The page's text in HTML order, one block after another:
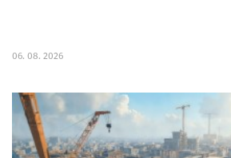
06. 08. 2026